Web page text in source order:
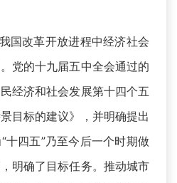
国改革开放进程中经济社会
党的十九届五中全会通过的
经济和社会发展第十四个五
目标的建议》，并明确提出
十四五”乃至今后一个时期做
明确了目标任务。推动城市